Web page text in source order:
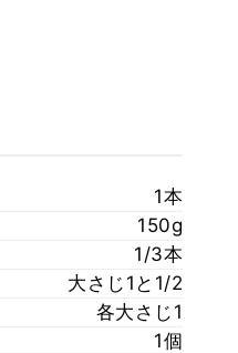
1本
150g
1/3本
大さじ1と1/2
各大さじ1
1個